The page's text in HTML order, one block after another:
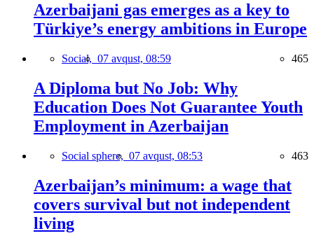
Azerbaijani gas emerges as a key to
Türkiye’s energy ambitions in Europe
Social, 07 avqust, 08:59 465
A Diploma but No Job: Why
Education Does Not Guarantee Youth
Employment in Azerbaijan
Social sphere, 07 avqust, 08:53 463
Azerbaijan’s minimum: a wage that
covers survival but not independent
living